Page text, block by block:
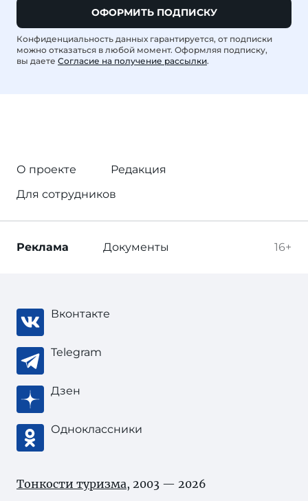
ОФОРМИТЬ ПОДПИСКУ
Конфиденциальность данных гарантируется, от подписки
можно отказаться в любой момент. Оформляя подписку,
вы даете Согласие на получение рассылки.
О проекте
Редакция
Для сотрудников
16+
Реклама Документы
Вконтакте
Telegram
Дзен
Одноклассники
Тонкости туризма, 2003 — 2026